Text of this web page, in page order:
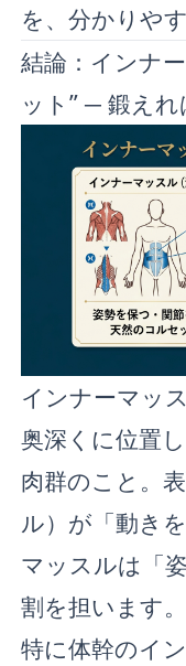
を、分かりや
結論：インナ
ット” ─ 鍛え
インナーマッ
奥深くに位置
肉群のこと。
ル）が「動き
マッスルは「
割を担います。
特に体幹のイ